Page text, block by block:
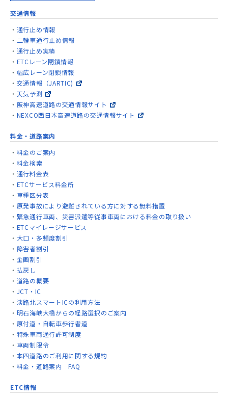
交通情報
通行止め情報
二輪車通行止め情報
通行止め実績
ETCレーン閉鎖情報
幅広レーン閉鎖情報
交通情報（JARTIC)
天気予測
阪神高速道路の交通情報サイト
NEXCO西日本高速道路の交通情報サイト
料金・道路案内
料金のご案内
料金検索
通行料金表
ETCサービス料金所
車種区分表
原発事故により避難されている方に対する無料措置
緊急通行車両、災害派遣等従事車両における料金の取り扱い
ETCマイレージサービス
大口・多頻度割引
障害者割引
企画割引
払戻し
道路の概要
JCT・IC
淡路北スマートICの利用方法
明石海峡大橋からの経路選択のご案内
原付道・自転車歩行者道
特殊車両通行許可制度
車両制限令
本四道路のご利用に関する規約
料金・道路案内 FAQ
ETC情報